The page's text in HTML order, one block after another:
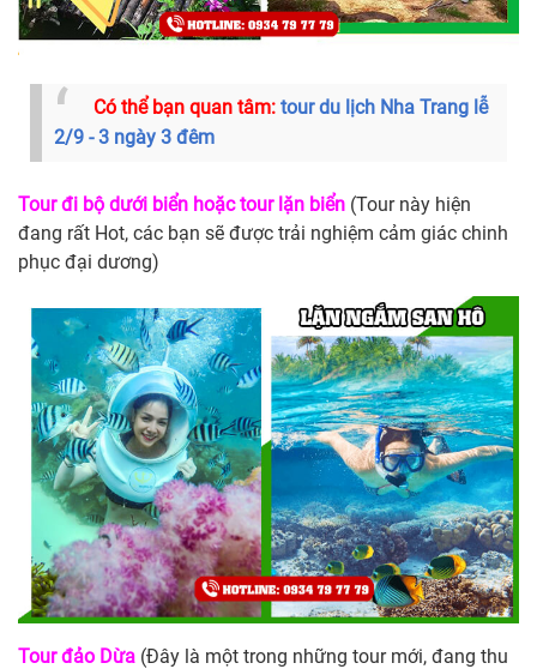
Có thể bạn quan tâm: tour du lịch Nha Trang lễ
2/9 - 3 ngày 3 đêm
Tour đi bộ dưới biển hoặc tour lặn biển (Tour này hiện
đang rất Hot, các bạn sẽ được trải nghiệm cảm giác chinh
phục đại dương)
Tour đảo Dừa (Đây là một trong những tour mới, đang thu